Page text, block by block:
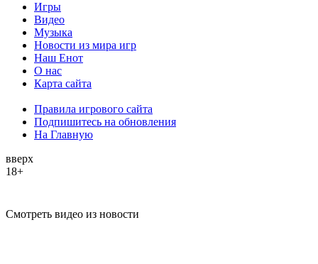
Игры
Видео
Музыка
Новости из мира игр
Наш Енот
О нас
Карта сайта
Правила игрового сайта
Подпишитесь на обновления
На Главную
вверх
18+
Смотреть видео из новости